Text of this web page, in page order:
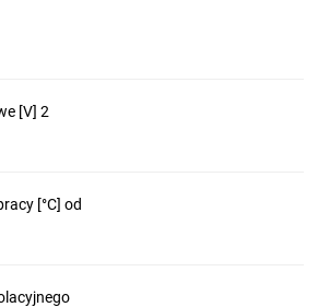
[V] 2
[°C] od